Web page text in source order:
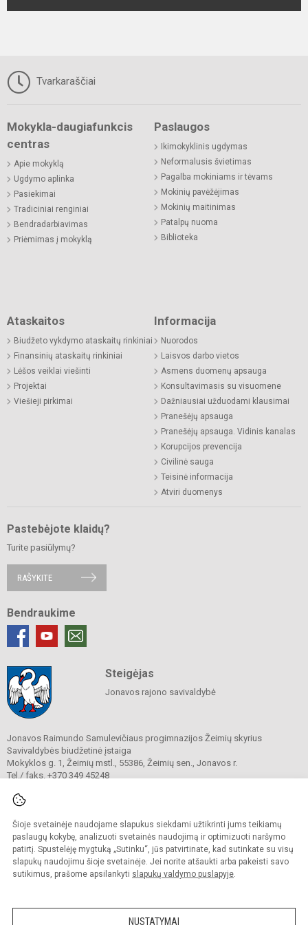
Šioje svetainėje naudojame slapukus siekdami užtikrinti jums teikiamų
paslaugų kokybę, analizuoti svetainės naudojimą ir optimizuoti naršymo
patirtį. Spustelėję mygtuką „Sutinku“, jūs patvirtinate, kad sutinkate su visų
slapukų naudojimu šioje svetainėje. Jei norite atšaukti arba pakeisti savo
sutikimus, prašome apsilankyti slapukų valdymo puslapyje.
NUSTATYMAI
Tvarkaraščiai
Mokykla-daugiafunkcis
centras
Apie mokyklą
Ugdymo aplinka
Pasiekimai
Tradiciniai renginiai
Bendradarbiavimas
Priėmimas į mokyklą
Paslaugos
Ikimokyklinis ugdymas
Neformalusis švietimas
Pagalba mokiniams ir tėvams
Mokinių pavėžėjimas
Mokinių maitinimas
Patalpų nuoma
Biblioteka
Ataskaitos
Biudžeto vykdymo ataskaitų rinkiniai
Finansinių ataskaitų rinkiniai
Lėšos veiklai viešinti
Projektai
Viešieji pirkimai
Informacija
Nuorodos
Laisvos darbo vietos
Asmens duomenų apsauga
Konsultavimasis su visuomene
Dažniausiai užduodami klausimai
Pranešėjų apsauga
Pranešėjų apsauga. Vidinis kanalas
Korupcijos prevencija
Civilinė sauga
Teisinė informacija
Atviri duomenys
Pastebėjote klaidų?
Turite pasiūlymų?
RAŠYKITE
Bendraukime
Steigėjas
Jonavos rajono savivaldybė
Jonavos Raimundo Samulevičiaus progimnazijos Žeimių skyrius
Savivaldybės biudžetinė įstaiga
Mokyklos g. 1, Žeimių mstl., 55386, Žeimių sen., Jonavos r.
Tel./ faks. +370 349 45248
Duomenys kaupiami ir saugomi
Įmonės kodas 190303343
© 2025. Jonavos Raimundo Samulevičiaus progimnazija Žeimių skyrius. Visos